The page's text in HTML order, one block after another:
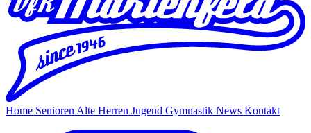
Home Senioren Alte Herren Jugend Gymnastik News Kontakt